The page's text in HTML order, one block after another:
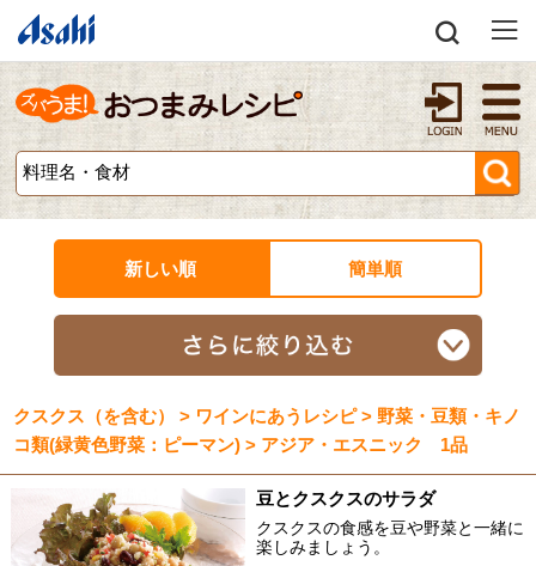
新しい順 簡単順
クスクス（を含む） > ワインにあうレシピ > 野菜・豆類・キノ
コ類(緑黄色野菜：ピーマン) > アジア・エスニック 1品
豆とクスクスのサラダ
クスクスの食感を豆や野菜と一緒に
楽しみましょう。